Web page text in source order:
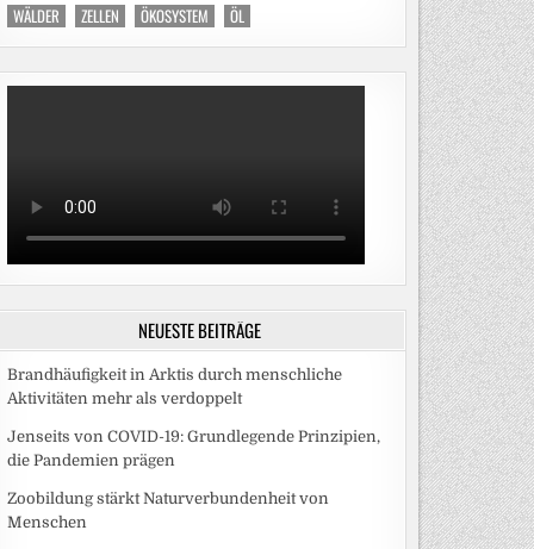
WÄLDER
ZELLEN ÖKOSYSTEM ÖL
NEUESTE BEITRÄGE
Brandhäufigkeit in Arktis durch menschliche
Aktivitäten mehr als verdoppelt
Jenseits von COVID-19: Grundlegende Prinzipien,
die Pandemien prägen
Zoobildung stärkt Naturverbundenheit von
Menschen